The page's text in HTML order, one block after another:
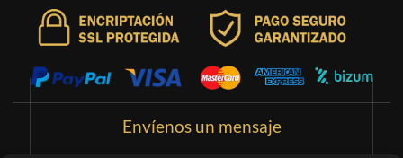
Envíenos un mensaje